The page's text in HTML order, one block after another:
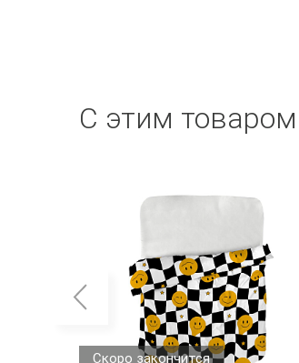
С этим
Скоро закончится